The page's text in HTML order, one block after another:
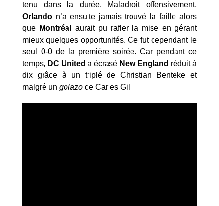
tenu dans la durée. Maladroit offensivement,
Orlando n’a ensuite jamais trouvé la faille alors
que Montréal
aurait pu rafler la mise en gérant
mieux quelques opportunités. Ce fut cependant le
seul 0-0 de la première soirée. Car pendant ce
temps, DC United a écrasé New England réduit à
dix grâce à un triplé de Christian Benteke et
malgré un golazo de Carles Gil.